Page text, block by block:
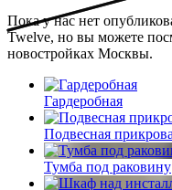
Пока у нас нет
Twelve, но вы можете
новостройках Москвы.
Гардеробная
Подвесная
Тумба под раковину